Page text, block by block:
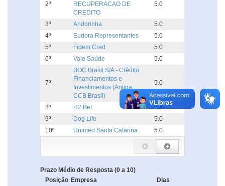
2º
RECUPERACAO DE
CREDITO
5.0
3º Andorinha
5.0
4º
Eudora Representantes
5.0
5º
Fidem Cred
5.0
6º
Vale Saúde 5.0
7º
BOC Brasil S/A - Crédito,
Financiamentos e
Investimentos (Antiga
CCB Brasil)
5.0
8º H2 Bet
5.0
9º
Dog Life
5.0
10º
Unimed Santa Catarina 5.0
Prazo Médio de Resposta (0 a 10)
Posição Empresa
Dias